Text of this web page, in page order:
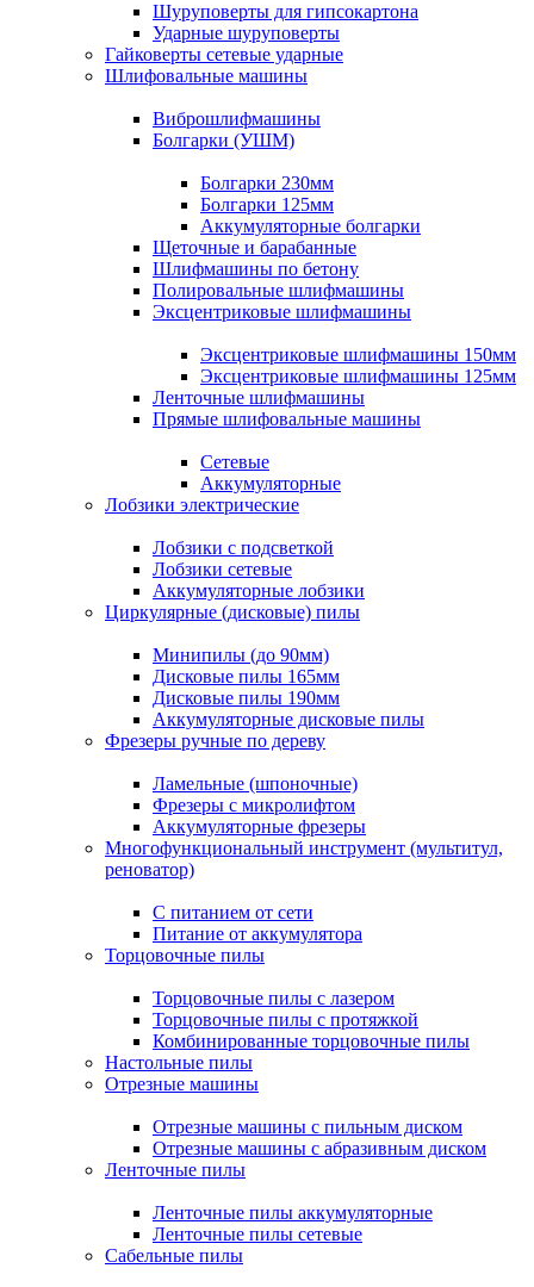
Шуруповерты для гипсокартона
Ударные шуруповерты
Гайковерты сетевые ударные
Шлифовальные машины
Виброшлифмашины
Болгарки (УШМ)
Болгарки 230мм
Болгарки 125мм
Аккумуляторные болгарки
Щеточные и барабанные
Шлифмашины по бетону
Полировальные шлифмашины
Эксцентриковые шлифмашины
Эксцентриковые шлифмашины 150мм
Эксцентриковые шлифмашины 125мм
Ленточные шлифмашины
Прямые шлифовальные машины
Сетевые
Аккумуляторные
Лобзики электрические
Лобзики с подсветкой
Лобзики сетевые
Аккумуляторные лобзики
Циркулярные (дисковые) пилы
Минипилы (до 90мм)
Дисковые пилы 165мм
Дисковые пилы 190мм
Аккумуляторные дисковые пилы
Фрезеры ручные по дереву
Ламельные (шпоночные)
Фрезеры с микролифтом
Аккумуляторные фрезеры
Многофункциональный инструмент (мультитул,
реноватор)
С питанием от сети
Питание от аккумулятора
Торцовочные пилы
Торцовочные пилы с лазером
Торцовочные пилы с протяжкой
Комбинированные торцовочные пилы
Настольные пилы
Отрезные машины
Отрезные машины с пильным диском
Отрезные машины с абразивным диском
Ленточные пилы
Ленточные пилы аккумуляторные
Ленточные пилы сетевые
Сабельные пилы